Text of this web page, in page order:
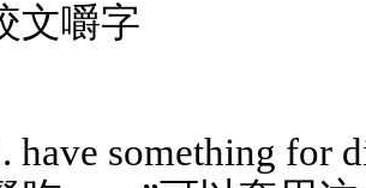
文嚼字
have something